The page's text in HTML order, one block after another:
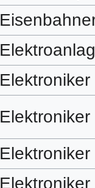
Elektroniker
Elektroniker
Elektroniker